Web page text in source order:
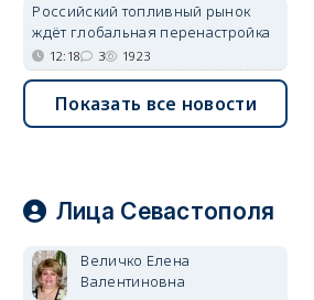
Российский топливный рынок
ждёт глобальная перенастройка
12:18 3 1923
Показать все новости
Лица Севастополя
Величко Елена
Валентиновна